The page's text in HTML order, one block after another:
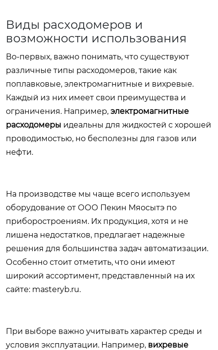
Виды расходомеров и
возможности использования
Во-первых, важно понимать, что существуют
различные типы расходомеров, такие как
поплавковые, электромагнитные и вихревые.
Каждый из них имеет свои преимущества и
ограничения. Например, электромагнитные
расходомеры идеальны для жидкостей с хорошей
проводимостью, но бесполезны для газов или
нефти.
На производстве мы чаще всего используем
оборудование от ООО Пекин Мяосытэ по
приборостроениям. Их продукция, хотя и не
лишена недостатков, предлагает надежные
решения для большинства задач автоматизации.
Особенно стоит отметить, что они имеют
широкий ассортимент, представленный на их
сайте: masteryb.ru.
При выборе важно учитывать характер среды и
условия эксплуатации. Например, вихревые